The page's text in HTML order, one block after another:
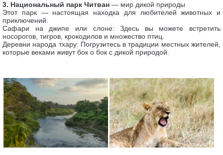
3. Национальный парк Читван — мир дикой природы
Этот парк — настоящая находка для любителей животных и
приключений.
Сафари на джипе или слоне: Здесь вы можете встретить
носорогов, тигров, крокодилов и множество птиц.
Деревни народа тхару: Погрузитесь в традиции местных жителей,
которые веками живут бок о бок с дикой природой.